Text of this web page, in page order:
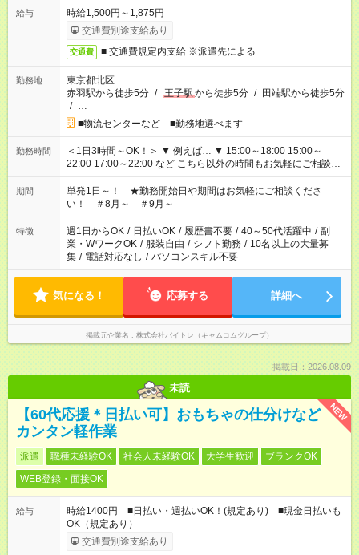
給与
時給1,500円～1,875円
交通費別途支給あり
交通費 ■ 交通費規定内支給 ※派遣先による
勤務地
東京都北区
赤羽駅から徒歩5分 / 王子駅から徒歩5分 / 田端駅から徒歩5分
/ …
■物流センターなど ■勤務地選べます
勤務時間
＜1日3時間～OK！＞ ▼ 例えば… ▼ 15:00～18:00 15:00～
22:00 17:00～22:00 など こちら以外の時間もお気軽にご相談く
ださい！
期間
単発1日～！ ★勤務開始日や期間はお気軽にご相談くださ
い！ ＃8月～ ＃9月～
特徴 週1日からOK / 日払いOK / 履歴書不要 / 40～50代活躍中 / 副
業・WワークOK / 服装自由 / シフト勤務 / 10名以上の大量募
集 / 電話対応なし / パソコンスキル不要
気になる！ 応募する 詳細へ
掲載元企業名 株式会社バイトレ（キャムコムグループ）
掲載日：2026.08.09
未読
NEW
【60代応援＊日払い可】おもちゃの仕分けなど
カンタン軽作業
派遣 職種未経験OK 社会人未経験OK 大学生歓迎
ブランクOK
WEB登録・面接OK
給与
時給1400円 ■日払い・週払いOK！(規定あり) ■現金日払いも
OK（規定あり）
交通費別途支給あり